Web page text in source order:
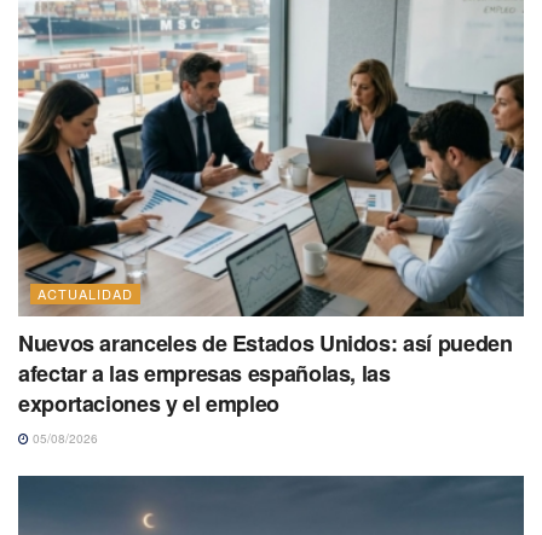
ACTUALIDAD
Nuevos aranceles de Estados Unidos: así pueden
afectar a las empresas españolas, las
exportaciones y el empleo
05/08/2026